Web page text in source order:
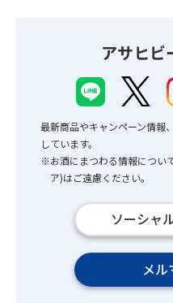
アサヒビ
最新商品やキャンペーン情報
しています。
※お酒にまつわる情報につい
ア)はご遠慮ください。
ソーシャ
メル